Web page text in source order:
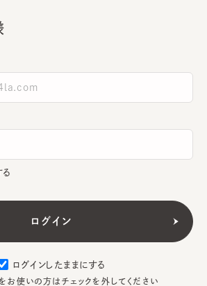
ログインしたままにする
使いの方はチェックを外してください